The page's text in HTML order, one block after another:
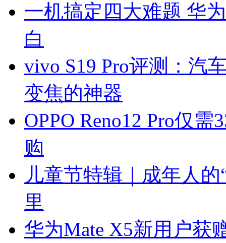
一机搞定四大难题 华
白
vivo S19 Pro评测：汽
变焦的神器
OPPO Reno12 Pro仅
购
儿童节特辑｜成年人
里
华为Mate X5新用户获